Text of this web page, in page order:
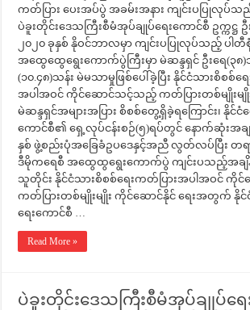
ကတ်ပြား ပေးအပ်ပွဲ အခမ်းအနား ကျင်းပပြုလုပ်
ပဲခူးတိုင်းဒေသကြီးစီမံအုပ်ချုပ်ရေးကောင်စီ ဥက္ကဋ္ဌ
၂၀၂၀ ခုနှစ် နိုဝင်ဘာလမှာ ကျင်းပပြုလုပ်သည့် ပါ
အထွေထွေရွေးကောက်ပွဲကြီးမှာ မဲဆန္ဒရှင် ဦးရေ(၃၈
(၁၀.၄၈)သန်း မဲမသာမှုဖြစ်ပေါ်ခဲ့ပြီး နိုင်ငံသားစိစစ်ရ
အပါအဝင် ကိုင်ဆောင်သင့်သည့် ကတ်ပြားတစ်မျိုးမ
မဲဆန္ဒရှင်အများအပြား စိစစ်တွေ့ရှိခဲ့‌ရကြောင်း၊ နိုင်
ကောင်စီ၏ ရှေ့လုပ်ငန်းစဉ်(၅)ရပ်တွင် နောက်ဆုံးအခ
နှစ် ဖွဲ့စည်းပုံအခြေခံဥပဒေနှင့်အညီ လွတ်လပ်ပြီး တ
ဒီမိုကရေစီ အထွေထွရွေးကောက်ပွဲ ကျင်းပသည့်အချိ
သူတိုင်း နိုင်ငံသားစိစစ်ရေးကတ်ပြားအပါအဝင်
ကတ်ပြားတစ်မျိုးမျိုး ကိုင်ဆောင်နိုင် ရေးအတွက် နို
ရေးကောင်စီ …
Read More »
ပဲခူးတိုင်းဒေသကြီးစီမံအုပ်ချုပ်ရေ